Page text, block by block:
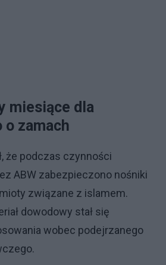
miesiące dla
o zamach
że podczas czynności
ABW zabezpieczono nośniki
związane z islamem.
dowodowy stał się
wobec podejrzanego